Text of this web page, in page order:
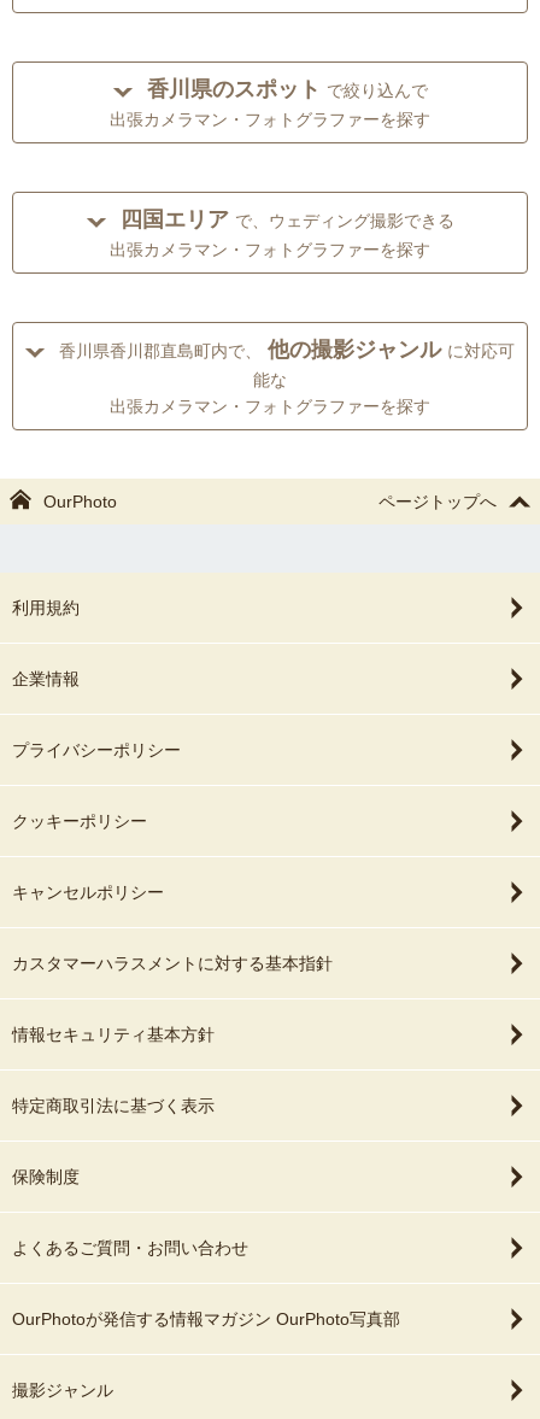
香川県のスポット で絞り込んで
出張カメラマン・フォトグラファーを探す
四国エリア で、ウェディング撮影できる
出張カメラマン・フォトグラファーを探す
香川県香川郡直島町内で、 他の撮影ジャンル に対応可
能な
出張カメラマン・フォトグラファーを探す
OurPhoto ページトップへ
利用規約
企業情報
プライバシーポリシー
クッキーポリシー
キャンセルポリシー
カスタマーハラスメントに対する基本指針
情報セキュリティ基本方針
特定商取引法に基づく表示
保険制度
よくあるご質問・お問い合わせ
OurPhotoが発信する情報マガジン OurPhoto写真部
撮影ジャンル